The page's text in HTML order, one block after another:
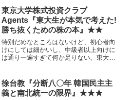
東京大学株式投資クラブ
Agents『東大生が本気で考えた!
勝ち抜くための株の本』★★
特別だめなところはないけど、初心者向
けにしては細かいし、中級者以上向けに
は通り一遍すぎて何か足りない。東大と
徐台教『分断八〇年 韓国民主主
義と南北統一の限界』★★★